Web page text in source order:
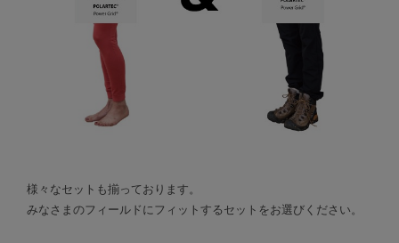
様々なセットも揃っております。
みなさまのフィールドにフィットするセットをお選びください。